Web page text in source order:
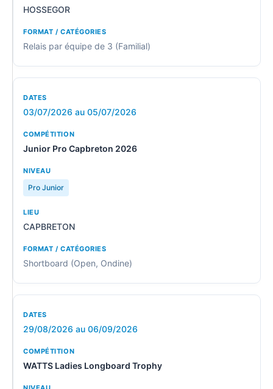
HOSSEGOR
Relais par équipe de 3 (Familial)
03/07/2026 au 05/07/2026
Junior Pro Capbreton 2026
Pro Junior
CAPBRETON
Shortboard (Open, Ondine)
29/08/2026 au 06/09/2026
WATTS Ladies Longboard Trophy